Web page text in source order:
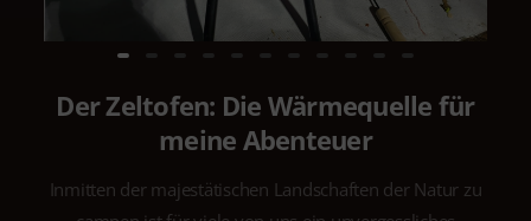
Der Zeltofen: Die Wärmequelle für
meine Abenteuer
Inmitten der majestätischen Landschaften der Natur zu